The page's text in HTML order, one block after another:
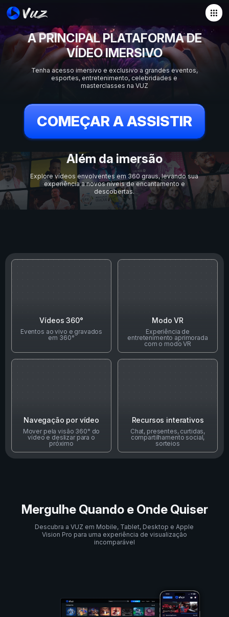
A PRINCIPAL PLATAFORMA DE
VÍDEO IMERSIVO
Tenha acesso imersivo e exclusivo a grandes eventos,
esportes, entretenimento, celebridades e
masterclasses na VUZ
COMEÇAR A ASSISTIR
Além da imersão
Explore vídeos envolventes em 360 graus, levando sua
experiência a novos níveis de encantamento e
descobertas.
Vídeos 360°
Eventos ao vivo e gravados
em 360°
Modo VR
Experiência de
entretenimento aprimorada
com o modo VR
Navegação por vídeo
Mover pela visão 360° do
vídeo e deslizar para o
próximo
Recursos interativos
Chat, presentes, curtidas,
compartilhamento social,
sorteios
Mergulhe Quando e Onde Quiser
Descubra a VUZ em Mobile, Tablet, Desktop e Apple
Vision Pro para uma experiência de visualização
incomparável